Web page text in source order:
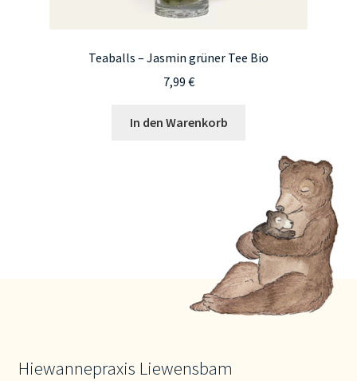
Teaballs – Jasmin grüner Tee Bio
7,99 €
In den Warenkorb
Hiewannepraxis Liewensbam